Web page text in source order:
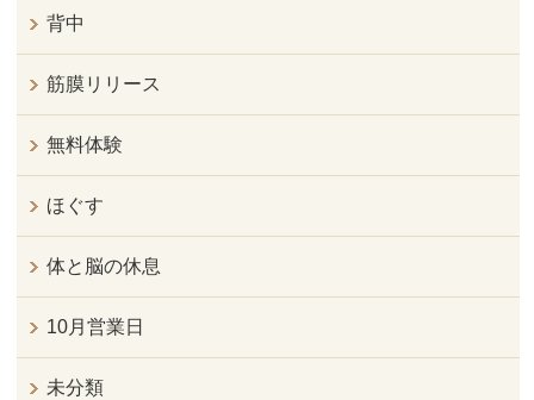
背中
筋膜リリース
無料体験
ほぐす
体と脳の休息
10月営業日
未分類